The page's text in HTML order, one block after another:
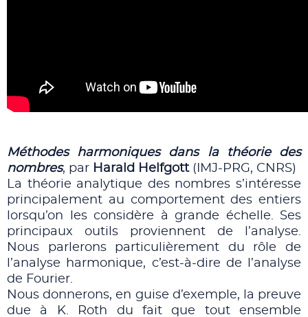
Méthodes harmoniques dans la théorie des
nombres, par Harald Helfgott (IMJ-PRG, CNRS)
La théorie analytique des nombres s’intéresse
principalement au comportement des entiers
lorsqu’on les considère à grande échelle. Ses
principaux outils proviennent de l’analyse.
Nous parlerons particulièrement du rôle de
l’analyse harmonique, c’est-à-dire de l’analyse
de Fourier.
Nous donnerons, en guise d’exemple, la preuve
due à K. Roth du fait que tout ensemble